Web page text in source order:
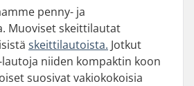
penny- ja
Muoviset skeittilautat
skeittilautoista. Jotkut
niiden kompaktin koon
suosivat vakiokokoisia